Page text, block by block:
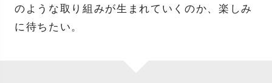
のような取り組みが生まれていくのか、楽しみ
に待ちたい。